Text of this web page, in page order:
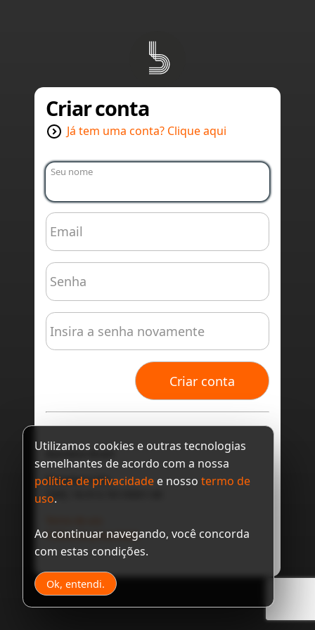
Criar conta
Já tem uma conta? Clique aqui
Seu nome
Email
Senha
Insira a senha novamente
Criar conta
Banneton Brasil
Banneton Ltda.
CNPJ: 18.913.761/0001-08
Política de privacidade
Utilizamos cookies e outras tecnologias
semelhantes de acordo com a nossa
política de privacidade e nosso termo de
uso.
Ao continuar navegando, você concorda
com estas condições.
Ok, entendi.